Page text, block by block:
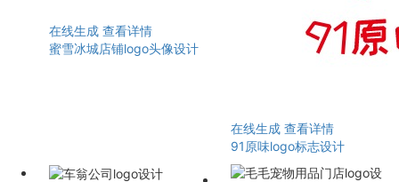
在线生成 查看详情
蜜雪冰城店铺logo头像设计
在线生成 查看详情
91原味logo标志设计